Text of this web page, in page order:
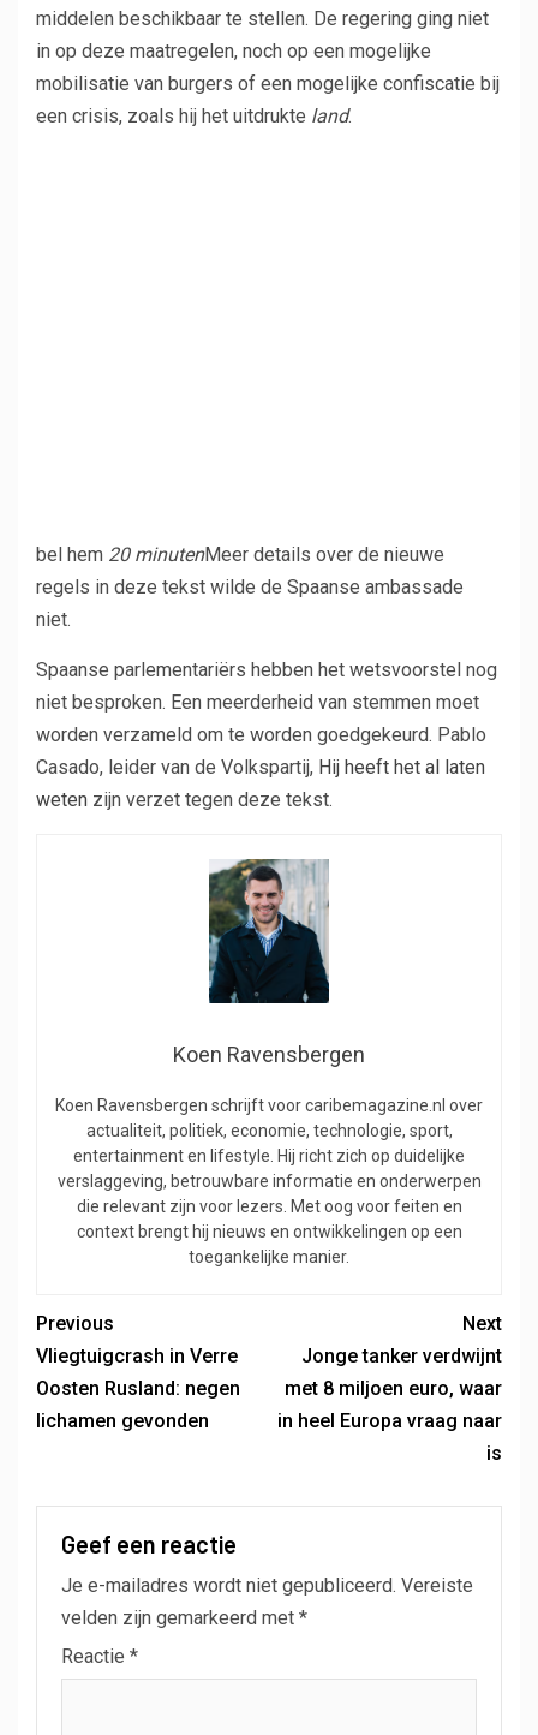
middelen beschikbaar te stellen. De regering ging niet
in op deze maatregelen, noch op een mogelijke
mobilisatie van burgers of een mogelijke confiscatie bij
een crisis, zoals hij het uitdrukte land.
bel hem 20 minutenMeer details over de nieuwe
regels in deze tekst wilde de Spaanse ambassade
niet.
Spaanse parlementariërs hebben het wetsvoorstel nog
niet besproken. Een meerderheid van stemmen moet
worden verzameld om te worden goedgekeurd. Pablo
Casado, leider van de Volkspartij, Hij heeft het al laten
weten zijn verzet tegen deze tekst.
Koen Ravensbergen
Koen Ravensbergen schrijft voor caribemagazine.nl over
actualiteit, politiek, economie, technologie, sport,
entertainment en lifestyle. Hij richt zich op duidelijke
verslaggeving, betrouwbare informatie en onderwerpen
die relevant zijn voor lezers. Met oog voor feiten en
context brengt hij nieuws en ontwikkelingen op een
toegankelijke manier.
Previous
Vliegtuigcrash in Verre
Oosten Rusland: negen
lichamen gevonden
Next
Jonge tanker verdwijnt
met 8 miljoen euro, waar
in heel Europa vraag naar
is
Geef een reactie
Je e-mailadres wordt niet gepubliceerd. Vereiste
velden zijn gemarkeerd met *
Reactie *